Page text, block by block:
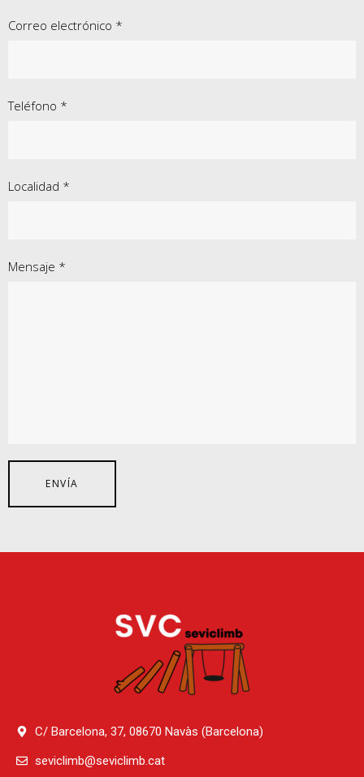
Correo electrónico *
Teléfono *
Localidad *
Mensaje *
C/ Barcelona, 37, 08670 Navàs (Barcelona)
seviclimb@seviclimb.cat